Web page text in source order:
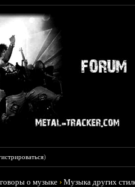
)
о музыке ›Музыка других